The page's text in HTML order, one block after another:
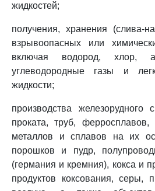
жидкостей;
получения, хранения (слива-
взрывоопасных или
включая водород, хлор,
углеводородные газы и
жидкости;
производства железорудного
проката, труб, ферросплавов,
металлов и сплавов на их
порошков и пудр,
(германия и кремния), кокса и
продуктов коксования, серы,